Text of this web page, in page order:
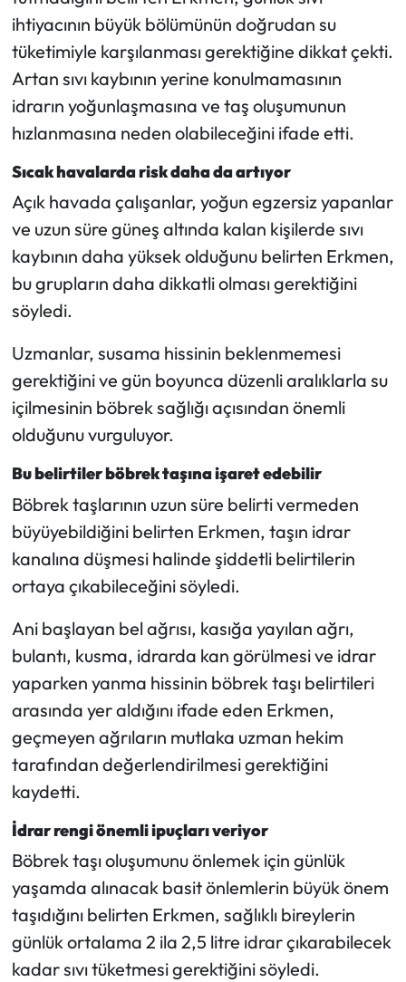
ihtiyacının büyük bölümünün doğrudan su
tüketimiyle karşılanması gerektiğine dikkat çekti.
Artan sıvı kaybının yerine konulmamasının
idrarın yoğunlaşmasına ve taş oluşumunun
hızlanmasına neden olabileceğini ifade etti.
Sıcak havalarda risk daha da artıyor
Açık havada çalışanlar, yoğun egzersiz yapanlar
ve uzun süre güneş altında kalan kişilerde sıvı
kaybının daha yüksek olduğunu belirten Erkmen,
bu grupların daha dikkatli olması gerektiğini
söyledi.
Uzmanlar, susama hissinin beklenmemesi
gerektiğini ve gün boyunca düzenli aralıklarla su
içilmesinin böbrek sağlığı açısından önemli
olduğunu vurguluyor.
Bu belirtiler böbrek taşına işaret edebilir
Böbrek taşlarının uzun süre belirti vermeden
büyüyebildiğini belirten Erkmen, taşın idrar
kanalına düşmesi halinde şiddetli belirtilerin
ortaya çıkabileceğini söyledi.
Ani başlayan bel ağrısı, kasığa yayılan ağrı,
bulantı, kusma, idrarda kan görülmesi ve idrar
yaparken yanma hissinin böbrek taşı belirtileri
arasında yer aldığını ifade eden Erkmen,
geçmeyen ağrıların mutlaka uzman hekim
tarafından değerlendirilmesi gerektiğini
kaydetti.
İdrar rengi önemli ipuçları veriyor
Böbrek taşı oluşumunu önlemek için günlük
yaşamda alınacak basit önlemlerin büyük önem
taşıdığını belirten Erkmen, sağlıklı bireylerin
günlük ortalama 2 ila 2,5 litre idrar çıkarabilecek
kadar sıvı tüketmesi gerektiğini söyledi.